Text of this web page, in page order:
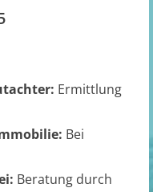
Ermittlung
Bei
Beratung durch